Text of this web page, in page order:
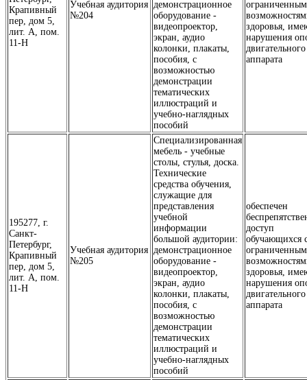
Крапивный
пер, дом 5,
лит. А, пом.
11-Н
Учебная аудитория
№204
демонстрационное
оборудование -
видеопроектор,
экран, аудио
колонки, плакаты,
пособия, с
возможностью
демонстрации
тематических
иллюстраций и
учебно-наглядных
пособий
здоровья,
нарушения
двигательного
аппарата
195277, г.
Санкт-
Петербург,
Крапивный
пер, дом 5,
лит. А, пом.
11-Н
Учебная аудитория
№205
Специализированная
мебель - учебные
столы, стулья, доска.
Технические
средства обучения,
служащие для
представления
учебной
информации
большой аудитории:
демонстрационное
оборудование -
видеопроектор,
экран, аудио
колонки, плакаты,
пособия, с
возможностью
демонстрации
тематических
иллюстраций и
учебно-наглядных
пособий
обеспечен
доступ
обучающихся
здоровья,
нарушения
двигательного
аппарата